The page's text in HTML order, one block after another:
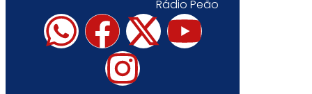
Rádio Peão